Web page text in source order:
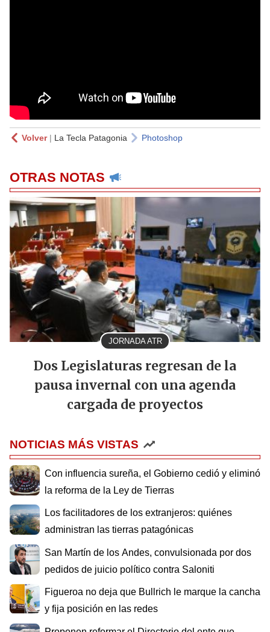
Volver| La Tecla Patagonia Photoshop
OTRAS NOTAS
JORNADA ATR
Dos Legislaturas regresan de la
pausa invernal con una agenda
cargada de proyectos
NOTICIAS MÁS VISTAS
Con influencia sureña, el Gobierno cedió y eliminó
la reforma de la Ley de Tierras
Los facilitadores de los extranjeros: quiénes
administran las tierras patagónicas
San Martín de los Andes, convulsionada por dos
pedidos de juicio político contra Saloniti
Figueroa no deja que Bullrich le marque la cancha
y fija posición en las redes